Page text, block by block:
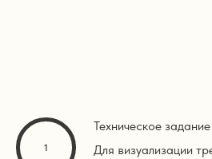
Техническое задание
Для визуализации